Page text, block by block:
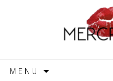
MENU